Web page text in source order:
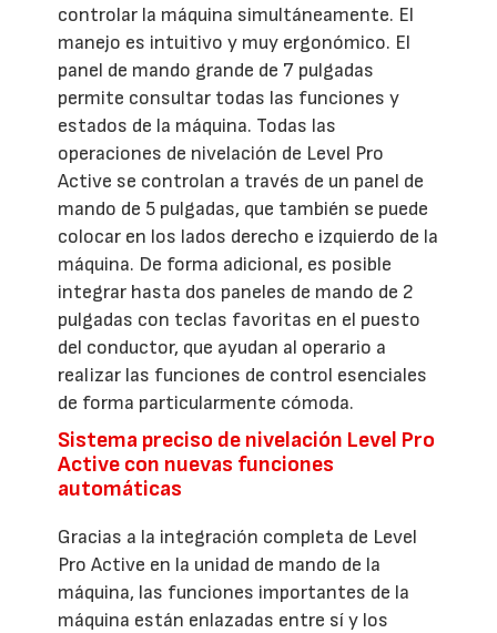
controlar la máquina simultáneamente. El
manejo es intuitivo y muy ergonómico. El
panel de mando grande de 7 pulgadas
permite consultar todas las funciones y
estados de la máquina. Todas las
operaciones de nivelación de Level Pro
Active se controlan a través de un panel de
mando de 5 pulgadas, que también se puede
colocar en los lados derecho e izquierdo de la
máquina. De forma adicional, es posible
integrar hasta dos paneles de mando de 2
pulgadas con teclas favoritas en el puesto
del conductor, que ayudan al operario a
realizar las funciones de control esenciales
de forma particularmente cómoda.
Sistema preciso de nivelación Level Pro
Active con nuevas funciones
automáticas
Gracias a la integración completa de Level
Pro Active en la unidad de mando de la
máquina, las funciones importantes de la
máquina están enlazadas entre sí y los